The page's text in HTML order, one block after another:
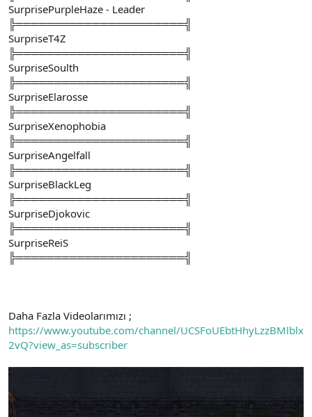
n
i
SurprisePurpleHaze - Leader
╠══════════════════════╣
SurpriseT4Z
╠══════════════════════╣
SurpriseSoulth
╠══════════════════════╣
SurpriseElarosse
╠══════════════════════╣
SurpriseXenophobia
╠══════════════════════╣
SurpriseAngelfall
╠══════════════════════╣
SurpriseBlackLeg
╠══════════════════════╣
SurpriseDjokovic
╠══════════════════════╣
SurpriseReiS
╠══════════════════════╣
Daha Fazla Videolarımızı ;
https://www.youtube.com/channel/UCSFoUEbtHhyLzzBMlblx
2vQ?view_as=subscriber